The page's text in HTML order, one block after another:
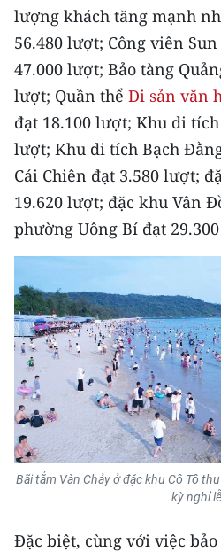
Media Văn hóa
Media Xã hội
Media Pháp luật
Media Du lịch
Media Thế giới
Media Thể thao
Media Y tế
Media Khoa học - Công nghệ
Media Môi trường
Ảnh
Infographic
lượng khách tăng mạnh
56.480 lượt; Công viên
47.000 lượt; Bảo tàng
lượt; Quần thể Di sản văn
đạt 18.100 lượt; Khu di
lượt; Khu di tích Bạch
Cái Chiên đạt 3.580 lượt;
19.620 lượt; đặc khu Vân
phường Uông Bí đạt
Bãi tắm Vàn Chảy ở đặc khu Cô Tô
kỳ nghỉ
Đặc biệt, cùng với việc